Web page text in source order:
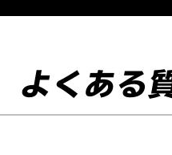
よくある